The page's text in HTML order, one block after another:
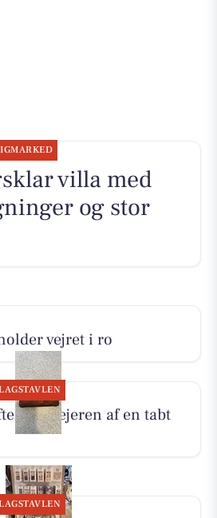
villa med
og stor
vejret i ro
ejeren af en tabt